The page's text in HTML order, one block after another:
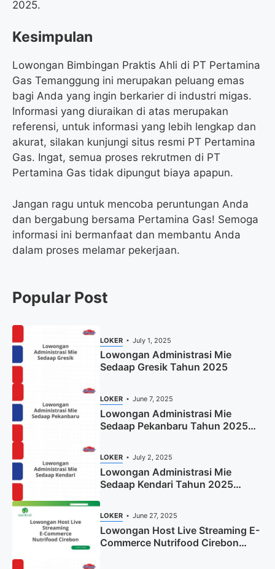
2025.
Kesimpulan
Lowongan Bimbingan Praktis Ahli di PT Pertamina
Gas Temanggung ini merupakan peluang emas
bagi Anda yang ingin berkarier di industri migas.
Informasi yang diuraikan di atas merupakan
referensi, untuk informasi yang lebih lengkap dan
akurat, silakan kunjungi situs resmi PT Pertamina
Gas. Ingat, semua proses rekrutmen di PT
Pertamina Gas tidak dipungut biaya apapun.
Jangan ragu untuk mencoba peruntungan Anda
dan bergabung bersama Pertamina Gas! Semoga
informasi ini bermanfaat dan membantu Anda
dalam proses melamar pekerjaan.
Popular Post
LOKER July 1, 2025
Lowongan Administrasi Mie
Sedaap Gresik Tahun 2025
LOKER June 7, 2025
Lowongan Administrasi Mie
Sedaap Pekanbaru Tahun 2025
LOKER July 2, 2025
Lowongan Administrasi Mie
Sedaap Kendari Tahun 2025
LOKER June 27, 2025
Lowongan Host Live Streaming E-
Commerce Nutrifood Cirebon